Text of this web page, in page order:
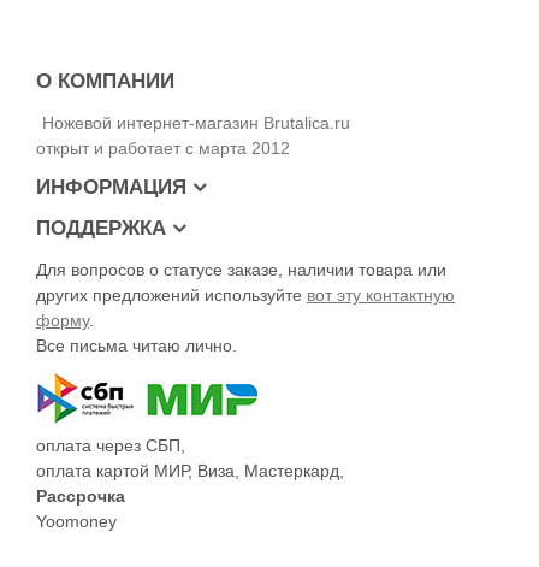
О КОМПАНИИ
Ножевой интернет-магазин Brutalica.ru
открыт и работает с марта 2012
ИНФОРМАЦИЯ
ПОДДЕРЖКА
Для вопросов о статусе заказе, наличии товара или
других предложений используйте вот эту контактную
форму.
Все письма читаю лично.
оплата через СБП,
оплата картой МИР, Виза, Мастеркард,
Рассрочка
Yoomoney